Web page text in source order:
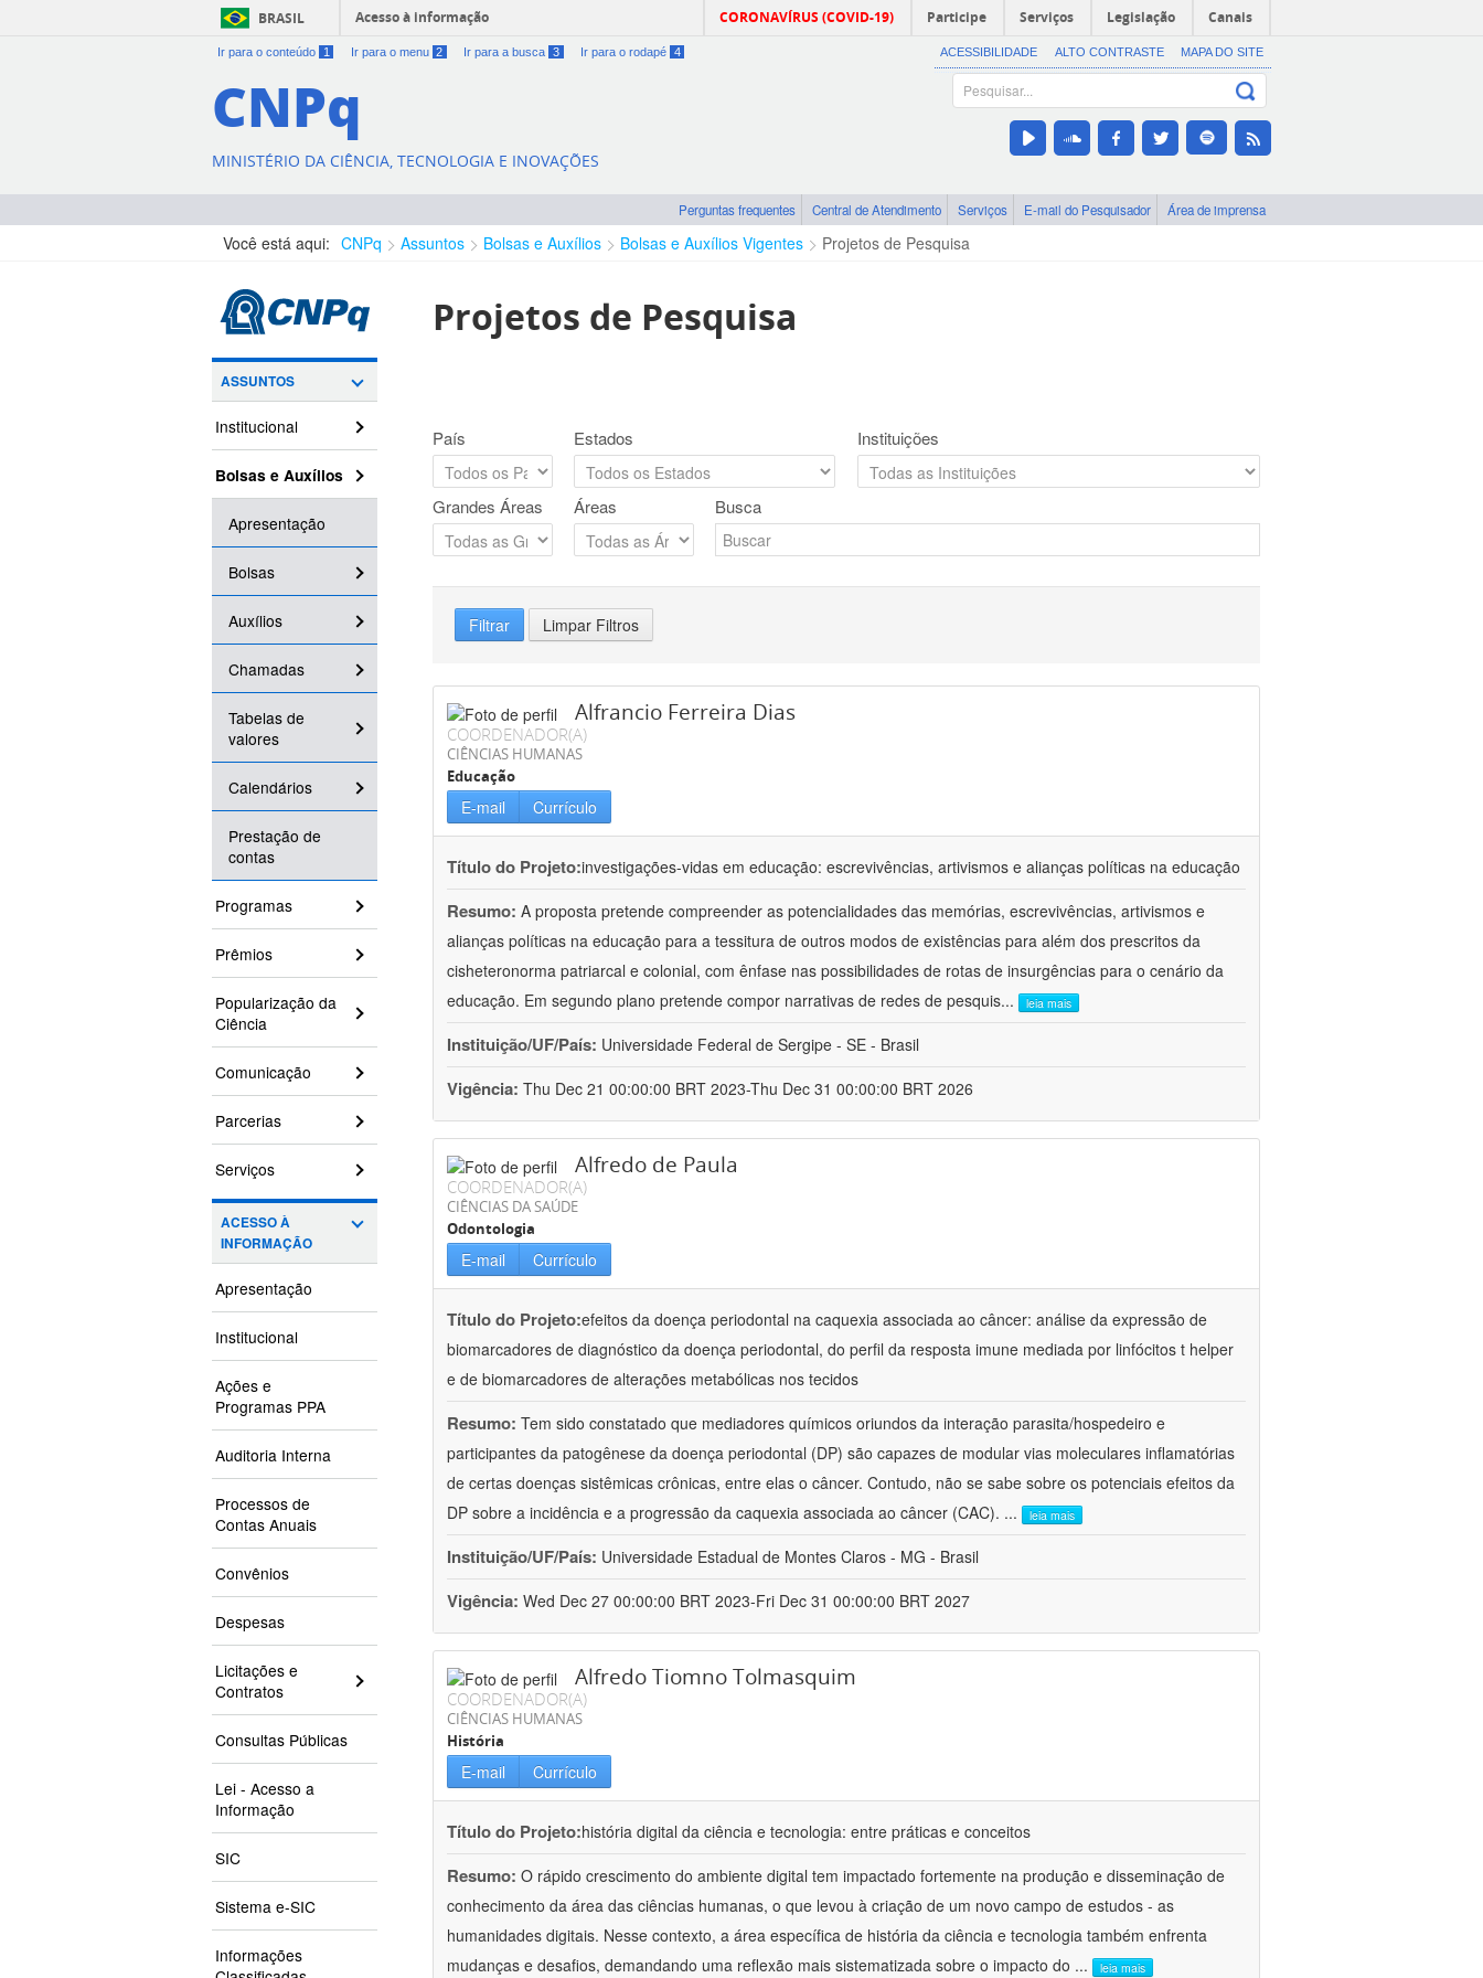
BRASIL Acesso à informação CORONAVÍRUS (COVID-19) Participe Serviços Legislação Canais
Ir para o conteúdo 1 Ir para o menu 2 Ir para a busca 3 Ir para o rodapé 4 ACESSIBILIDADE ALTO CONTRASTE MAPA DO SITE
CNPq
MINISTÉRIO DA CIÊNCIA, TECNOLOGIA E INOVAÇÕES
Perguntas frequentes Central de Atendimento Serviços E-mail do Pesquisador Área de imprensa
Você está aqui: CNPq Assuntos Bolsas e Auxílios Bolsas e Auxílios Vigentes Projetos de Pesquisa
ASSUNTOS
Institucional
Bolsas e Auxílios
Apresentação
Bolsas
Auxílios
Chamadas
Tabelas de
valores
Calendários
Prestação de
contas
Programas
Prêmios
Popularização da
Ciência
Comunicação
Parcerias
Serviços
ACESSO À
INFORMAÇÃO
Apresentação
Institucional
Ações e
Programas PPA
Auditoria Interna
Processos de
Contas Anuais
Convênios
Despesas
Licitações e
Contratos
Consultas Públicas
Lei - Acesso a
Informação
SIC
Sistema e-SIC
Informações
Projetos de Pesquisa
País Estados Instituições
Grandes Áreas Áreas Busca
Filtrar Limpar Filtros
Alfrancio Ferreira Dias
COORDENADOR(A)
CIÊNCIAS HUMANAS
Educação
E-mail Currículo
Título do Projeto:investigações-vidas em educação: escrevivências, artivismos e alianças políticas na educação
Resumo: A proposta pretende compreender as potencialidades das memórias, escrevivências, artivismos e
alianças políticas na educação para a tessitura de outros modos de existências para além dos prescritos da
cisheteronorma patriarcal e colonial, com ênfase nas possibilidades de rotas de insurgências para o cenário da
educação. Em segundo plano pretende compor narrativas de redes de pesquis... leia mais
Instituição/UF/País: Universidade Federal de Sergipe - SE - Brasil
Vigência: Thu Dec 21 00:00:00 BRT 2023-Thu Dec 31 00:00:00 BRT 2026
Alfredo de Paula
COORDENADOR(A)
CIÊNCIAS DA SAÚDE
Odontologia
E-mail Currículo
Título do Projeto:efeitos da doença periodontal na caquexia associada ao câncer: análise da expressão de
biomarcadores de diagnóstico da doença periodontal, do perfil da resposta imune mediada por linfócitos t helper
e de biomarcadores de alterações metabólicas nos tecidos
Resumo: Tem sido constatado que mediadores químicos oriundos da interação parasita/hospedeiro e
participantes da patogênese da doença periodontal (DP) são capazes de modular vias moleculares inflamatórias
de certas doenças sistêmicas crônicas, entre elas o câncer. Contudo, não se sabe sobre os potenciais efeitos da
DP sobre a incidência e a progressão da caquexia associada ao câncer (CAC). ... leia mais
Instituição/UF/País: Universidade Estadual de Montes Claros - MG - Brasil
Vigência: Wed Dec 27 00:00:00 BRT 2023-Fri Dec 31 00:00:00 BRT 2027
Alfredo Tiomno Tolmasquim
COORDENADOR(A)
CIÊNCIAS HUMANAS
História
E-mail Currículo
Título do Projeto:história digital da ciência e tecnologia: entre práticas e conceitos
Resumo: O rápido crescimento do ambiente digital tem impactado fortemente na produção e disseminação de
conhecimento da área das ciências humanas, o que levou à criação de um novo campo de estudos - as
humanidades digitais. Nesse contexto, a área específica de história da ciência e tecnologia também enfrenta
mudanças e desafios, demandando uma reflexão mais sistematizada sobre o impacto do ... leia mais